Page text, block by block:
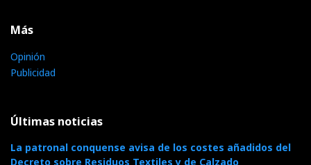
Más
Opinión
Publicidad
Últimas noticias
La patronal conquense avisa de los costes añadidos del
Decreto sobre Residuos Textiles y de Calzado